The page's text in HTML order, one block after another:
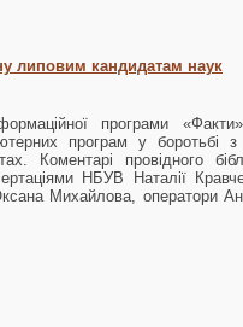
липовим кандидатам наук
програми
програм у боротьбі з
Коментарі провідного
НБУВ Наталії
Михайлова, оператори